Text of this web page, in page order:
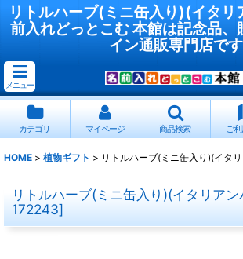
リトルハーブ(ミニ缶入り)(イタリ
前入れどっとこむ 本館は記念品、
イン通販専門店です
メニュー
カテゴリ マイページ 商品検索 ご
HOME > 植物ギフト > リトルハーブ(ミニ缶入り)(イタ
リトルハーブ(ミニ缶入り)(イタリアン
172243]